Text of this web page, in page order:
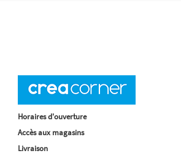
Horaires d'ouverture
Accès aux magasins
Livraison